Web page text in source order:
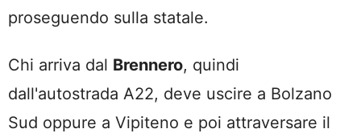
proseguendo sulla statale.
Chi arriva dal Brennero, quindi
dall'autostrada A22, deve uscire a Bolzano
Sud oppure a Vipiteno e poi attraversare il